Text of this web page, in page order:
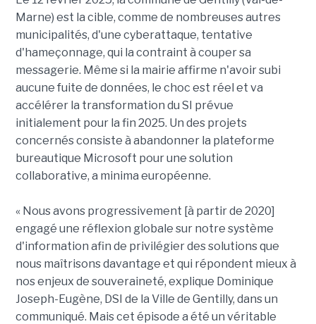
Marne) est la cible, comme de nombreuses autres
municipalités, d'une cyberattaque, tentative
d'hameçonnage, qui la contraint à couper sa
messagerie. Même si la mairie affirme n'avoir subi
aucune fuite de données, le choc est réel et va
accélérer la transformation du SI prévue
initialement pour la fin 2025. Un des projets
concernés consiste à abandonner la plateforme
bureautique Microsoft pour une solution
collaborative, a minima européenne.
« Nous avons progressivement [à partir de 2020]
engagé une réflexion globale sur notre système
d'information afin de privilégier des solutions que
nous maîtrisons davantage et qui répondent mieux à
nos enjeux de souveraineté, explique Dominique
Joseph-Eugène, DSI de la Ville de Gentilly, dans un
communiqué. Mais cet épisode a été un véritable